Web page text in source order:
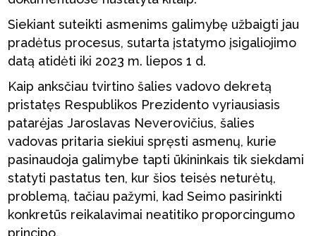
Siekiant suteikti asmenims galimybę užbaigti jau
pradėtus procesus, sutarta įstatymo įsigaliojimo
datą atidėti iki 2023 m. liepos 1 d.
Kaip anksčiau tvirtino šalies vadovo dekretą
pristatęs Respublikos Prezidento vyriausiasis
patarėjas Jaroslavas Neverovičius, šalies
vadovas pritaria siekiui spręsti asmenų, kurie
pasinaudoja galimybe tapti ūkininkais tik siekdami
statyti pastatus ten, kur šios teisės neturėtų,
problemą, tačiau pažymi, kad Seimo pasirinkti
konkretūs reikalavimai neatitiko proporcingumo
principo.